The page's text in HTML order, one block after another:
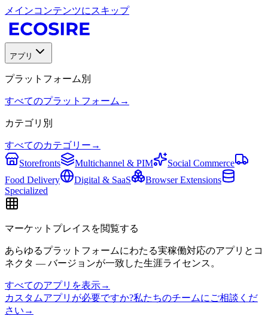
メインコンテンツにスキップ
アプリ
プラットフォーム別
すべてのプラットフォーム →
カテゴリ別
すべてのカテゴリー →
Storefronts
Multichannel & PIM
Social Commerce
Food Delivery
Digital & SaaS
Browser Extensions
Specialized
マーケットプレイスを閲覧する
あらゆるプラットフォームにわたる実稼働対応のアプリとコ
ネクタ — バージョンが一致した生涯ライセンス。
すべてのアプリを表示→
カスタムアプリが必要ですか?私たちのチームにご相談くだ
さい →